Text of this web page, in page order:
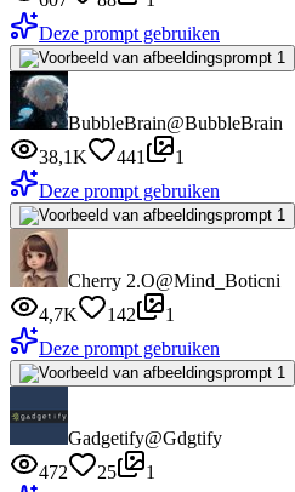
Deze prompt gebruiken
BubbleBrain@BubbleBrain
38,1K
441
1
Deze prompt gebruiken
Cherry 2.O@Mind_Boticni
4,7K
142
1
Deze prompt gebruiken
Gadgetify@Gdgtify
472
25
1